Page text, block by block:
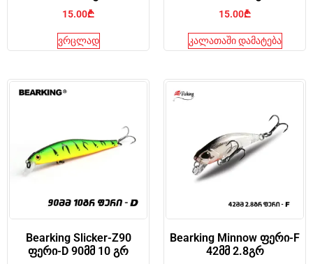
15.00₾
ვრცლად
15.00₾
კალათაში დამატება
Bearking Slicker-Z90
ფერი-D 90მმ 10 გრ
Bearking Minnow ფერი-F
42მმ 2.8გრ